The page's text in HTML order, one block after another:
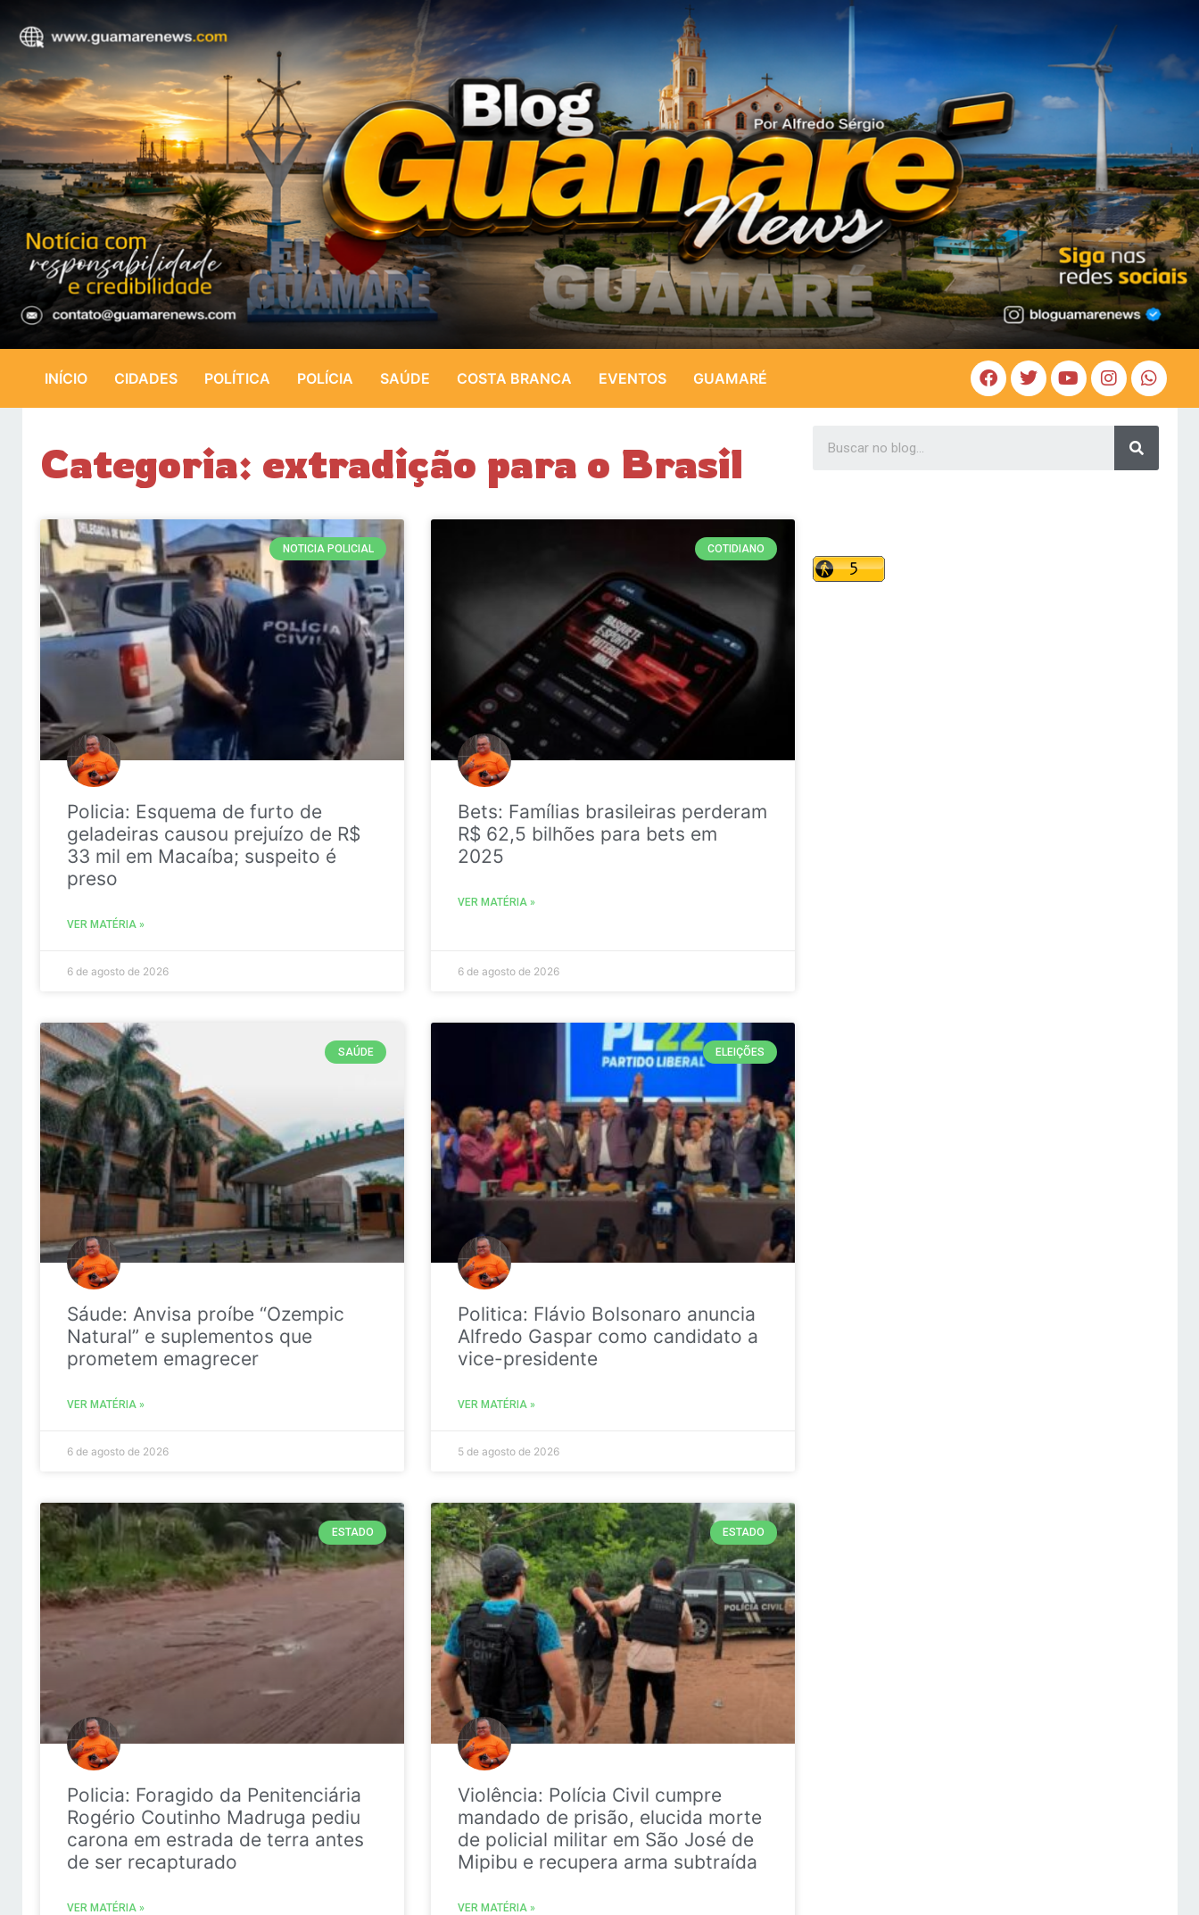
INÍCIO CIDADES POLÍTICA POLÍCIA SAÚDE COSTA BRANCA EVENTOS GUAMARÉ
Categoria: extradição para o Brasil
NOTICIA POLICIAL
Policia: Esquema de furto de
geladeiras causou prejuízo de R$
33 mil em Macaíba; suspeito é
preso
VER MATÉRIA »
6 de agosto de 2026
COTIDIANO
Bets: Famílias brasileiras perderam
R$ 62,5 bilhões para bets em
2025
VER MATÉRIA »
6 de agosto de 2026
SAÚDE
Sáude: Anvisa proíbe “Ozempic
Natural” e suplementos que
prometem emagrecer
VER MATÉRIA »
6 de agosto de 2026
ELEIÇÕES
Politica: Flávio Bolsonaro anuncia
Alfredo Gaspar como candidato a
vice-presidente
VER MATÉRIA »
5 de agosto de 2026
ESTADO
Policia: Foragido da Penitenciária
Rogério Coutinho Madruga pediu
carona em estrada de terra antes
de ser recapturado
VER MATÉRIA »
ESTADO
Violência: Polícia Civil cumpre
mandado de prisão, elucida morte
de policial militar em São José de
Mipibu e recupera arma subtraída
VER MATÉRIA »